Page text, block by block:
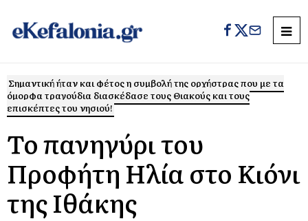
Σημαντική ήταν και φέτος η συμβολή της ορχήστρας που με τα
όμορφα τραγούδια διασκέδασε τους Θιακούς και τους
επισκέπτες του νησιού!
Το πανηγύρι του
Προφήτη Ηλία στο Κιόνι
της Ιθάκης